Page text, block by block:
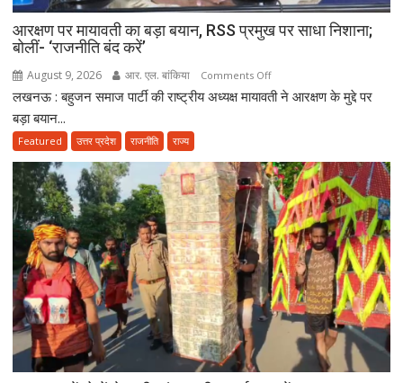
गिरफ्तार
आरक्षण पर मायावती का बड़ा बयान, RSS प्रमुख पर साधा निशाना;
बोलीं- ‘राजनीति बंद करें’
August 9, 2026 आर. एल. बांकिया Comments Offon
आरक्षण
बड़ा
बयान,
RSS
प्रमुख
पर
साधा
निशाना;
बोलीं-
करें’
लखनऊ : बहुजन समाज पार्टी की राष्ट्रीय अध्यक्ष मायावती ने आरक्षण के मुद्दे पर
बड़ा बयान...
Featured उत्तर प्रदेश राजनीति राज्य